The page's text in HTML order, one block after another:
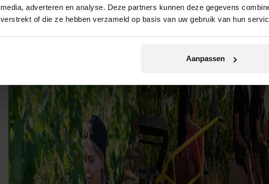
media, adverteren en analyse. Deze partners kunnen deze gegevens
verstrekt of die ze hebben verzameld op basis van uw gebruik van hun
Aanpassen